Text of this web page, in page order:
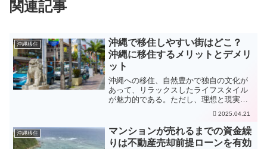
関連記事
沖縄移住
沖縄で移住しやすい街はどこ？
沖縄に移住するメリットとデメリ
ット
沖縄への移住、自然豊かで独自の文化が
あって、リラックスしたライフスタイル
が魅力的である。ただし、理想と現実の
ギャップもあるので、メリット・デメリ
ットを両方しっかり把握するのが大事で
ある。事前にいろいろな地域をリサーチ
してまわることをお勧めす...
2025.04.21
沖縄移住
マンションが売れるまでの資金繰
りは不動産売却前提ローンを有効